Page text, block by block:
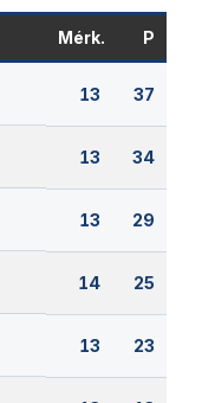
Mérk. P
13 37
13 34
13 29
14 25
13 23